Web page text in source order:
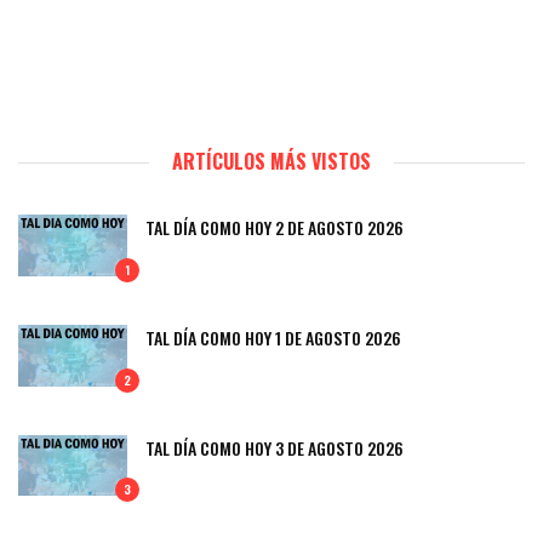
ARTÍCULOS MÁS VISTOS
1
TAL DÍA COMO HOY 2 DE AGOSTO 2026
2
TAL DÍA COMO HOY 1 DE AGOSTO 2026
3
TAL DÍA COMO HOY 3 DE AGOSTO 2026